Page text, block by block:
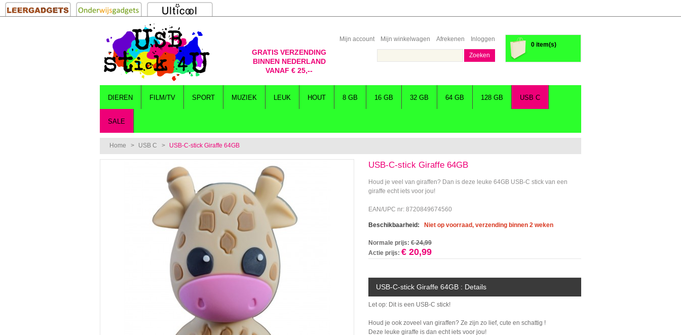
GRATIS VERZENDING
BINNEN NEDERLAND
VANAF € 25,--
0 item(s)
Inloggen
Mijn account Mijn winkelwagen Afrekenen
Zoeken
DIEREN FILM/TV SPORT MUZIEK LEUK HOUT 8 GB 16 GB 32 GB 64 GB 128 GB USB C
SALE
Home > USB C > USB-C-stick Giraffe 64GB
USB-C-stick Giraffe 64GB
Houd je veel van giraffen? Dan is deze leuke 64GB USB-C stick van een
giraffe echt iets voor jou!
EAN/UPC nr: 8720849674560
Beschikbaarheid: Niet op voorraad, verzending binnen 2 weken
Normale prijs: € 24,99
Actie prijs: € 20,99
USB-C-stick Giraffe 64GB : Details
Let op: Dit is een USB-C stick!
Houd je ook zoveel van giraffen? Ze zijn zo lief, cute en schattig !
Deze leuke giraffe is dan echt iets voor jou!